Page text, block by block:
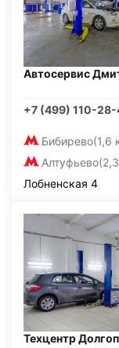
Автосервис
+7 (499) 110-
Бибирево(1,6
Алтуфьево
Лобненская 4
Техцентр